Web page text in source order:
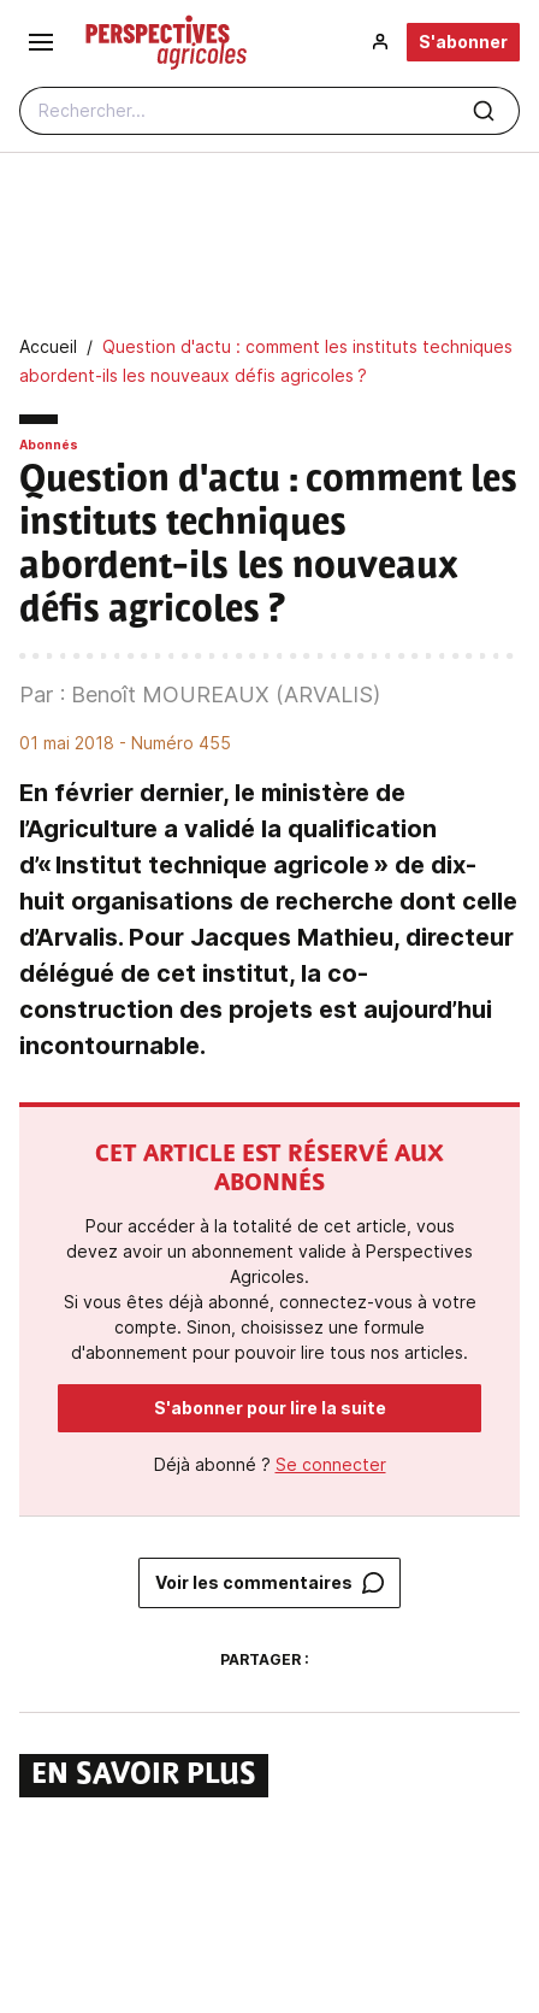
Aller au contenu principal
Rechercher...
S'abonner
Fil d'Ariane
Accueil
Question d'actu : comment les instituts techniques
abordent-ils les nouveaux défis agricoles ?
Abonnés
Question d'actu : comment les
instituts techniques
abordent-ils les nouveaux
défis agricoles ?
Par : Benoît MOUREAUX (ARVALIS)
01 mai 2018 - Numéro 455
En février dernier, le ministère de
l’Agriculture a validé la qualification
d’« Institut technique agricole » de dix-
huit organisations de recherche dont celle
d’Arvalis. Pour Jacques Mathieu, directeur
délégué de cet institut, la ­co-
construction des projets est aujourd’hui
incontournable.
CET ARTICLE EST RÉSERVÉ AUX
ABONNÉS
Pour accéder à la totalité de cet article, vous
devez avoir un abonnement valide à Perspectives
Agricoles.
Si vous êtes déjà abonné, connectez-vous à votre
compte. Sinon, choisissez une formule
d'abonnement pour pouvoir lire tous nos articles.
S'abonner pour lire la suite
Déjà abonné ? Se connecter
Voir les commentaires
PARTAGER :
EN SAVOIR PLUS